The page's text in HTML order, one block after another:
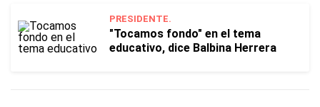
PRESIDENTE.
"Tocamos fondo" en el tema
educativo, dice Balbina Herrera